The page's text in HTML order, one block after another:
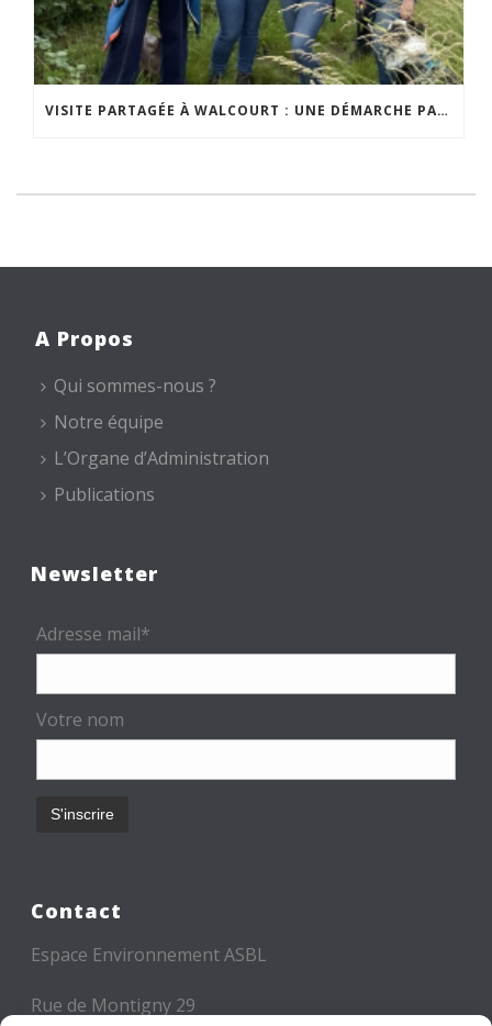
VISITE PARTAGÉE À WALCOURT : UNE DÉMARCHE PARTICIPATIVE ANIMÉE PAR ESPACE ENVIRONNEMENT
A Propos
Qui sommes-nous ?
Notre équipe
L’Organe d’Administration
Publications
Newsletter
Adresse mail*
Votre nom
Contact
Espace Environnement ASBL
Rue de Montigny 29